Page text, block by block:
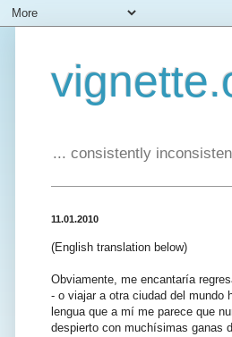
... consistently
11.01.2010
(English translation below)
Obviamente, me encantaría
- o viajar a otra ciudad del mundo
lengua que a mí me parece que
despierto con muchísimas ganas